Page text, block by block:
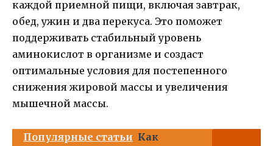
каждой приемной пищи, включая завтрак,
обед, ужин и два перекуса. Это поможет
поддерживать стабильный уровень
аминокислот в организме и создаст
оптимальные условия для постепенного
снижения жировой массы и увеличения
мышечной массы.
Популярные статьи Как